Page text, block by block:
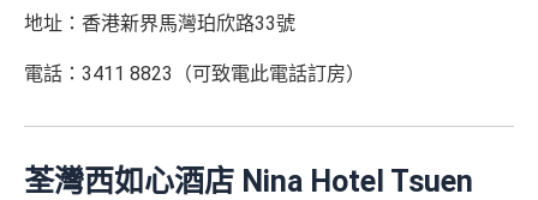
地址：香港新界馬灣珀欣路33號
電話：3411 8823（可致電此電話訂房）
荃灣西如心酒店 Nina Hotel Tsuen